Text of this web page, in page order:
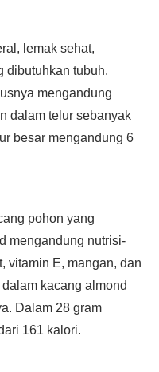
lemak sehat,
dibutuhkan tubuh.
mengandung
dalam telur sebanyak
besar mengandung 6
pohon yang
mengandung nutrisi-
vitamin E, mangan, dan
kacang almond
Dalam 28 gram
161 kalori.